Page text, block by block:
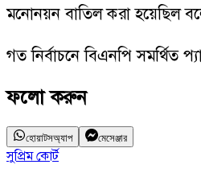
মনোনয়ন বাতিল করা হয়েছিল
গত নির্বাচনে বিএনপি সমর্থিত
ফলো করুন
হোয়াটসঅ্যাপ মেসেঞ্জার
সুপ্রিম কোর্ট